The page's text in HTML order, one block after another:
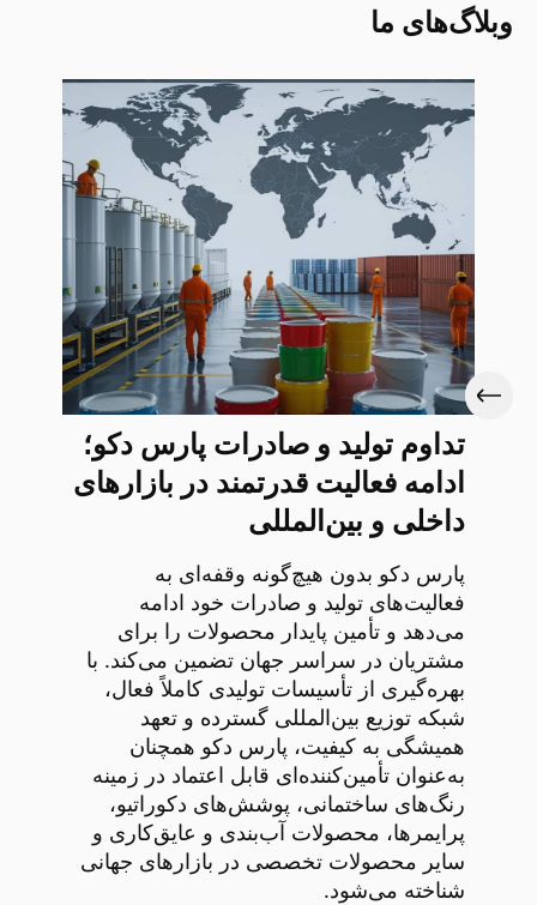
وبلاگ‌های ما
تداوم تولید و صادرات پارس دکو؛
ادامه فعالیت قدرتمند در بازارهای
داخلی و بین‌المللی
پارس دکو بدون هیچ‌گونه وقفه‌ای به
فعالیت‌های تولید و صادرات خود ادامه
می‌دهد و تأمین پایدار محصولات را برای
مشتریان در سراسر جهان تضمین می‌کند. با
بهره‌گیری از تأسیسات تولیدی کاملاً فعال،
شبکه توزیع بین‌المللی گسترده و تعهد
همیشگی به کیفیت، پارس دکو همچنان
به‌عنوان تأمین‌کننده‌ای قابل اعتماد در زمینه
رنگ‌های ساختمانی، پوشش‌های دکوراتیو،
پرایمرها، محصولات آب‌بندی و عایق‌کاری و
سایر محصولات تخصصی در بازارهای جهانی
شناخته می‌شود.